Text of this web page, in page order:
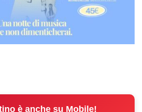
è anche su Mobile!